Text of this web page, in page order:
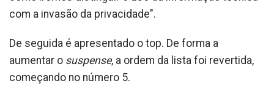
com a invasão da privacidade".
De seguida é apresentado o top. De forma a
aumentar o suspense, a ordem da lista foi revertida,
começando no número 5.